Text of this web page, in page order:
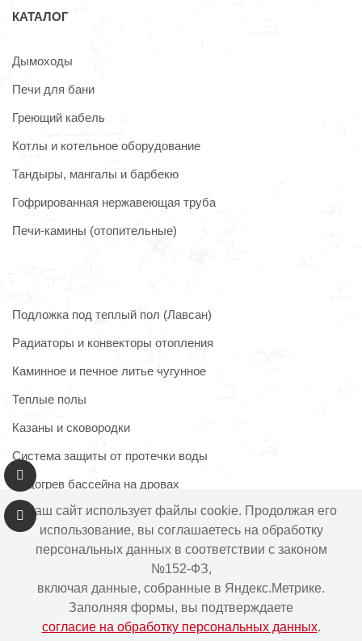
КАТАЛОГ
Дымоходы
Печи для бани
Греющий кабель
Котлы и котельное оборудование
Тандыры, мангалы и барбекю
Гофрированная нержавеющая труба
Печи-камины (отопительные)
Подложка под теплый пол (Лавсан)
Радиаторы и конвекторы отопления
Каминное и печное литье чугунное
Теплые полы
Казаны и сковородки
Система защиты от протечки воды
Подогрев бассейна на дровах
Информация на сайте не является публичной офертой.
Наличие и цены товара могут меняться, просьба
уточнять у менеджера при подтверждении заказа.
Наш сайт использует файлы cookie. Продолжая его
использование, вы соглашаетесь на обработку
персональных данных в соответствии с законом
№152-ФЗ,
включая данные, собранные в Яндекс.Метрике.
Заполняя формы, вы подтверждаете
согласие на обработку персональных данных.